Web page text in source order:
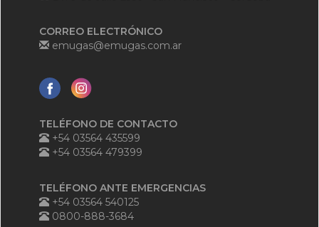
CORREO ELECTRÓNICO
emugas@emugas.com.ar
TELÉFONO DE CONTACTO
+54 03564 435599
+54 03564 479399
TELÉFONO ANTE EMERGENCIAS
+54 03564 540125
0800-888-3684